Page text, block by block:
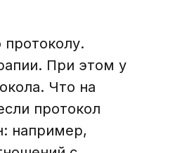
При этом у
Что на
протокол
например,